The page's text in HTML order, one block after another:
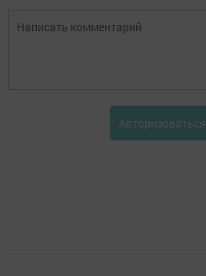
Авторизоваться